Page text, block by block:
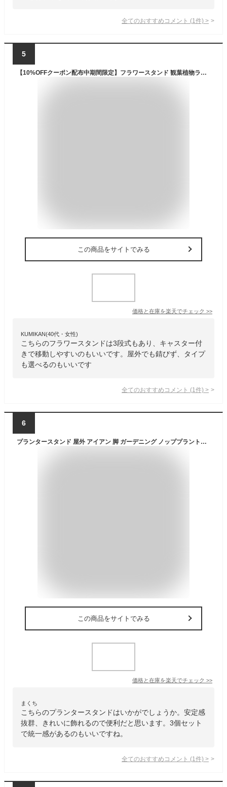
全てのおすすめコメント (1 件) >
5
【10%OFFクーポン配布中期間限定】フラワースタンド 観葉植物ラック フラワースタンド 2段 3段 花台、キャスター付き 植物棚 室内 屋外 プランタースタンド、おしゃれ 錆びない 幅80/100/120cm
この商品をサイトでみる
価格と在庫を楽天でチェック >>
KUMIKAN(40代・女性)
こちらのフラワースタンドは3段式もあり、キャスター付
きで移動しやすいのもいいです。屋外でも錆びず、タイプ
も選べるのもいいです
全てのおすすめコメント (1 件) >
6
プランタースタンド 屋外 アイアン 脚 ガーデニング ノッププラントスタンド ワイド 3点セット 花台 外 おしゃれ 園芸スタンド 鉢置き ガーデンラック フラワースタンド ウエストビレッジトーキョー 4589824362786 KNOP plant stands WIDE 3pieces set
この商品をサイトでみる
価格と在庫を楽天でチェック >>
まくち
こちらのプランタースタンドはいかがでしょうか。安定感
抜群、きれいに飾れるので便利だと思います。3個セット
で統一感があるのもいいですね。
全てのおすすめコメント (1 件) >